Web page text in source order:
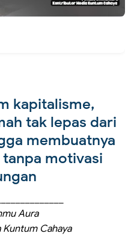
kapitalisme,
tak lepas dari
membuatnya
motivasi
Aura
Cahaya